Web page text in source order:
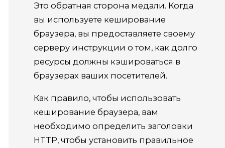
Это обратная сторона медали. Когда
вы используете кеширование
браузера, вы предоставляете своему
серверу инструкции о том, как долго
ресурсы должны кэшироваться в
браузерах ваших посетителей.
Как правило, чтобы использовать
кеширование браузера, вам
необходимо определить заголовки
HTTP, чтобы установить правильное